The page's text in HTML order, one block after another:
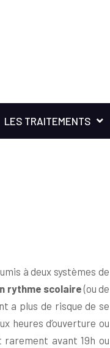
LES TRAITEMENTS
à deux systèmes de
rythme scolaire(ou de
a plus de risque de se
heures d’ouverture ou
avant 19h ou